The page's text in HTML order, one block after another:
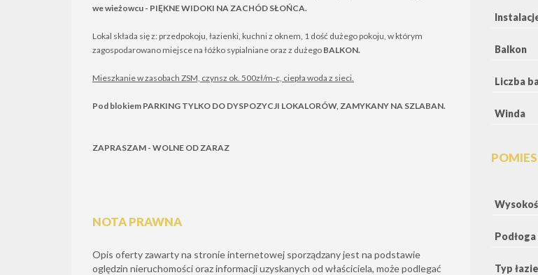
we wieżowcu - PIĘKNE WIDOKI NA ZACHÓD SŁOŃCA.
Lokal składa się z: przedpokoju, łazienki, kuchni z oknem, 1 dość dużego pokoju, w którym
zagospodarowano miejsce na łóżko sypialniane oraz z dużego BALKON.
Mieszkanie w zasobach ZSM, czynsz ok. 500zł/m-c, ciepła woda z sieci.
Pod blokiem PARKING TYLKO DO DYSPOZYCJI LOKALORÓW, ZAMYKANY NA SZLABAN.
ZAPRASZAM - WOLNE OD ZARAZ
NOTA PRAWNA
Opis oferty zawarty na stronie internetowej sporządzany jest na podstawie
oględzin nieruchomości oraz informacji uzyskanych od właściciela, może podlegać
Balkon
Liczba
Winda
Typ